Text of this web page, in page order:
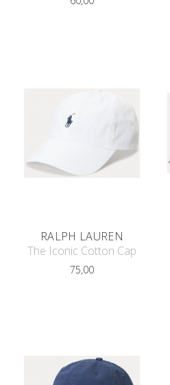
RALPH LAUREN
The Iconic Cotton Cap
75,00